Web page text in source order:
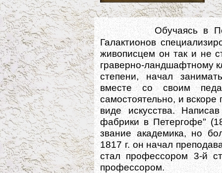
Обучаясь в
Галактионов
живописцем он так и не
граверно-ландшафтному
степени, начал
вместе со своим
самостоятельно, и
виде искусства.
фабрики в Петергофе"
звание академика, но
1817 г. он начал
стал профессором 3-й
профессором.